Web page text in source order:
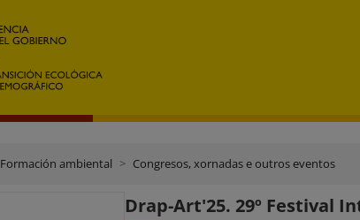
Formación ambiental Congresos, xornadas e outros eventos
Drap-Art'25. 29º Festival